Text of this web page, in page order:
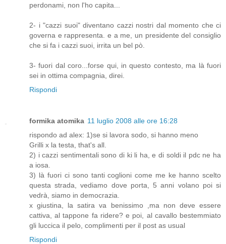
perdonami, non l'ho capita...
2- i "cazzi suoi" diventano cazzi nostri dal momento che ci
governa e rappresenta. e a me, un presidente del consiglio
che si fa i cazzi suoi, irrita un bel pò.
3- fuori dal coro...forse qui, in questo contesto, ma là fuori
sei in ottima compagnia, direi.
Rispondi
formika atomika 11 luglio 2008 alle ore 16:28
rispondo ad alex: 1)se si lavora sodo, si hanno meno
Grilli x la testa, that's all.
2) i cazzi sentimentali sono di ki li ha, e di soldi il pdc ne ha
a iosa.
3) là fuori ci sono tanti coglioni come me ke hanno scelto
questa strada, vediamo dove porta, 5 anni volano poi si
vedrà, siamo in democrazia.
x giustina, la satira va benissimo ,ma non deve essere
cattiva, al tappone fa ridere? e poi, al cavallo bestemmiato
gli luccica il pelo, complimenti per il post as usual
Rispondi